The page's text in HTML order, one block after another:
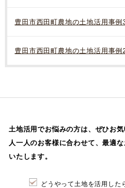
豊田市西田町農地の土地活用事例
豊田市西田町農地の土地活用事例
土地活用でお悩みの方は、ぜひお気
人一人のお客様に合わせて、最適
いたします。
どうやって土地を活用した